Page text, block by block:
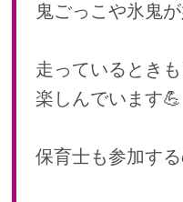
2022年 11月(20)
2022年 09月(20)
2022年 08月(22)
2022年 05月(19)
鬼ごっこや氷鬼
走っているとき
楽しんでいます💪
保育士も参加する